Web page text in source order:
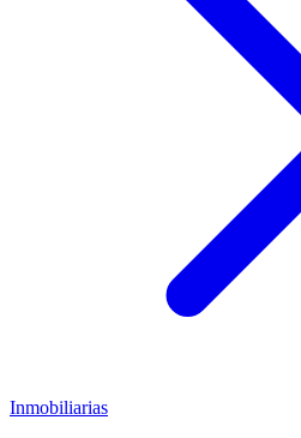
Inmobiliarias